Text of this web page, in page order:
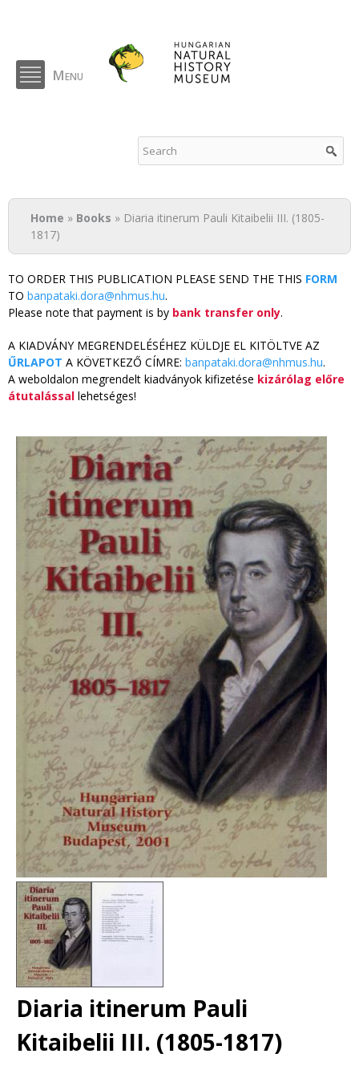
content
Menu
You are here
Home » Books » Diaria itinerum Pauli Kitaibelii III. (1805-
1817)
TO ORDER THIS PUBLICATION PLEASE SEND THE THIS FORM
TO banpataki.dora@nhmus.hu.
Please note that payment is by bank transfer only.
A KIADVÁNY MEGRENDELÉSÉHEZ KÜLDJE EL KITÖLTVE AZ
ŰRLAPOT A KÖVETKEZŐ CÍMRE: banpataki.dora@nhmus.hu.
A weboldalon megrendelt kiadványok kifizetése kizárólag előre
átutalással lehetséges!
Diaria itinerum Pauli
Kitaibelii III. (1805-1817)